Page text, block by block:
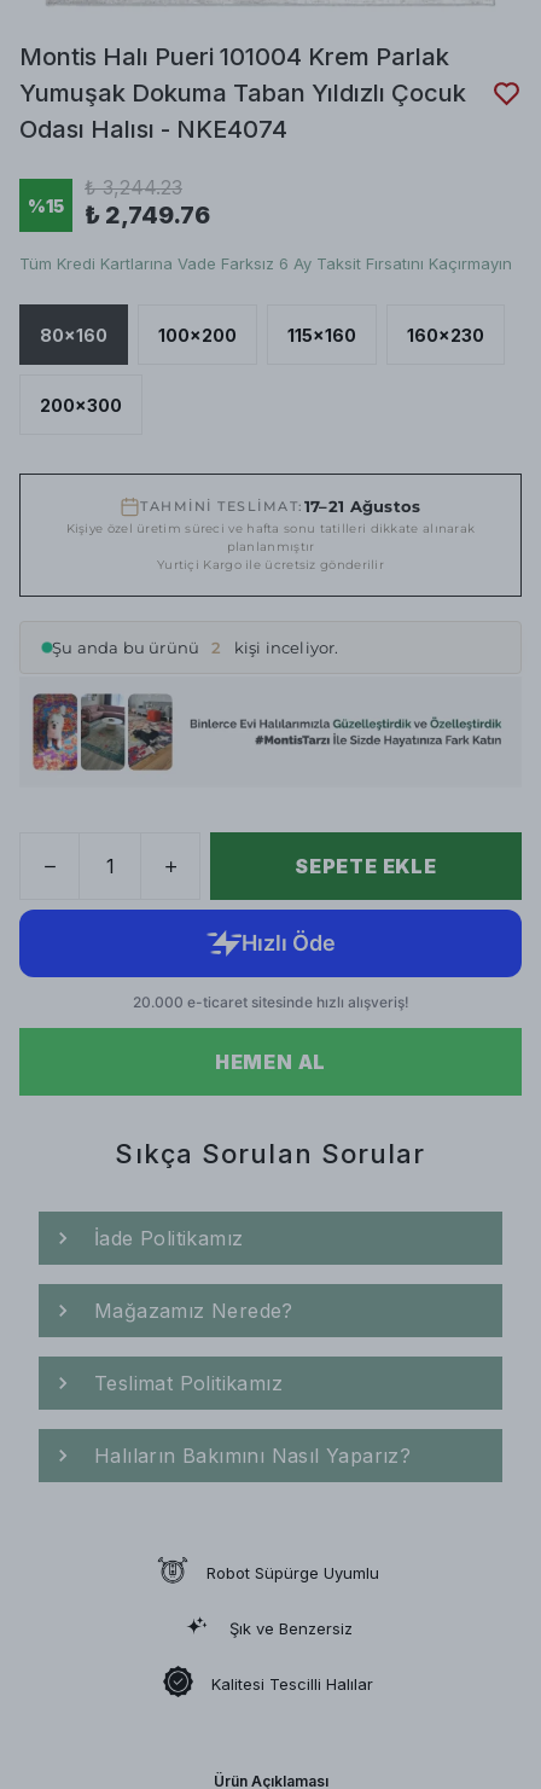
Montis Halı Pueri 101004 Krem Parlak
Yumuşak Dokuma Taban Yıldızlı Çocuk
Odası Halısı - NKE4074
%15
₺ 3,244.23
₺ 2,749.76
Tüm Kredi Kartlarına Vade Farksız 6 Ay Taksit Fırsatını Kaçırmayın
80x160 100x200 115x160 160x230
200x300
TAHMİNİ TESLİMAT: 17–21 Ağustos
Kişiye özel üretim süreci ve hafta sonu tatilleri dikkate alınarak
planlanmıştır
Yurtiçi Kargo ile ücretsiz gönderilir
Şu anda bu ürünü 2 kişi inceliyor.
SEPETE EKLE
HEMEN AL
Sıkça Sorulan Sorular
İade Politikamız
Mağazamız Nerede?
Teslimat Politikamız
Halıların Bakımını Nasıl Yaparız?
Robot Süpürge Uyumlu
Şık ve Benzersiz
Kalitesi Tescilli Halılar
Ürün Açıklaması